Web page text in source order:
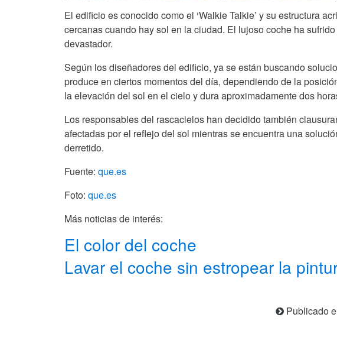
El edificio es conocido como el ‘Walkie Talkie’ y su estructura
cercanas cuando hay sol en la ciudad. El lujoso coche ha
devastador.
Según los diseñadores del edificio, ya se están buscando
produce en ciertos momentos del día, dependiendo de la
la elevación del sol en el cielo y dura aproximadamente dos
Los responsables del rascacielos han decidido también
afectadas por el reflejo del sol mientras se encuentra una
derretido.
Fuente: que.es
Foto: que.es
Más noticias de interés:
El color del coche
Lavar el coche sin estropear la
Publicado